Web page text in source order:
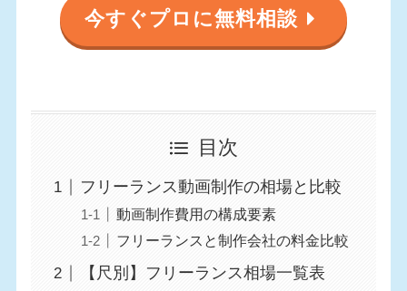
今すぐプロに無料相談
目次
フリーランス動画制作の相場と比較
動画制作費用の構成要素
フリーランスと制作会社の料金比較
【尺別】フリーランス相場一覧表